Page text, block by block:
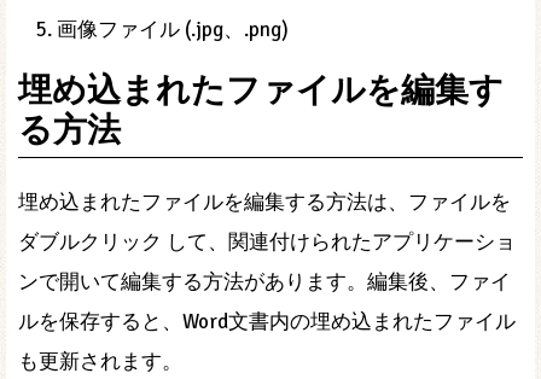
画像ファイル (.jpg、.png)
埋め込まれたファイルを編集す
る方法
埋め込まれたファイルを編集する方法は、ファイルを
ダブルクリック して、関連付けられたアプリケーショ
ンで開いて編集する方法があります。編集後、ファイ
ルを保存すると、Word文書内の埋め込まれたファイル
も更新されます。